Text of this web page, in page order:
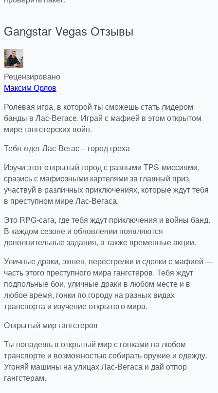
Gangstar Vegas Отзывы
Рецензировано
Максим Орлов
Ролевая игра, в которой ты сможешь стать лидером
банды в Лас-Вегасе. Играй с мафией в этом открытом
мире гангстерских войн.
Тебя ждет Лас-Вегас – город греха
Изучи этот открытый город с разными TPS-миссиями,
сразись с мафиозными картелями за главный приз,
участвуй в различных приключениях, которые ждут тебя
в преступном мире Лас-Вегаса.
Это RPG-сага, где тебя ждут приключения и войны банд.
В каждом сезоне и обновлении появляются
дополнительные задания, а также временные акции.
Уличные драки, экшен, перестрелки и сделки с мафией —
часть этого преступного мира гангстеров. Тебя ждут
подпольные бои, уличные драки в любом месте и в
любое время, гонки по городу на разных видах
транспорта и изучение открытого мира.
Открытый мир гангстеров
Ты попадешь в открытый мир с гонками на любом
транспорте и возможностью собирать оружие и одежду.
Угоняй машины на улицах Лас-Вегаса и дай отпор
гангстерам.